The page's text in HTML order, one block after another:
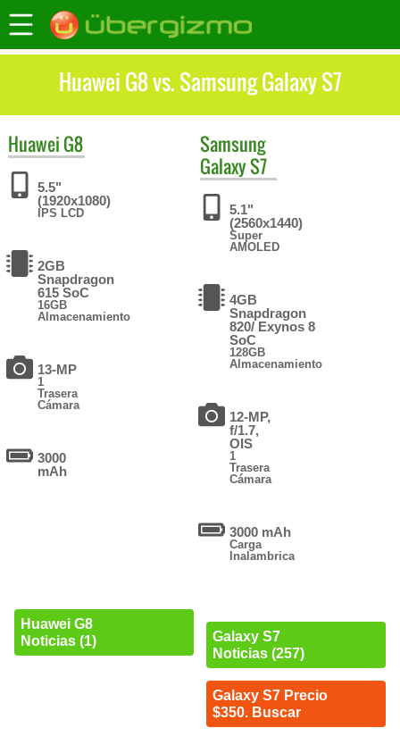
Huawei G8 vs. Samsung Galaxy S7
Huawei G8
5.5"
(1920x1080)
IPS LCD
2GB
Snapdragon
615 SoC
16GB
Almacenamiento
13-MP
1
Trasera
Cámara
3000
mAh
Huawei G8
Noticias (1)
Samsung
Galaxy S7
5.1"
(2560x1440)
Super
AMOLED
4GB
Snapdragon
820/ Exynos 8
SoC
128GB
Almacenamiento
12-MP,
f/1.7,
OIS
1
Trasera
Cámara
3000 mAh
Carga
Inalambrica
Galaxy S7
Noticias (257)
Galaxy S7 Precio
$350. Buscar